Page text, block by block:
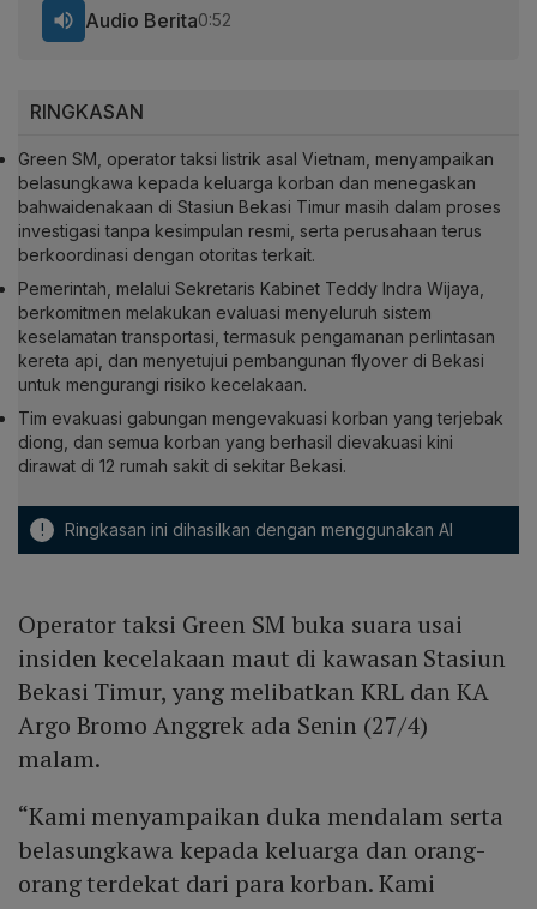
RINGKASAN
Green SM, operator taksi listrik asal Vietnam, menyampaikan
belasungkawa kepada keluarga korban dan menegaskan
bahwaidenakaan di Stasiun Bekasi Timur masih dalam proses
investigasi tanpa kesimpulan resmi, serta perusahaan terus
berkoordinasi dengan otoritas terkait.
Pemerintah, melalui Sekretaris Kabinet Teddy Indra Wijaya,
berkomitmen melakukan evaluasi menyeluruh sistem
keselamatan transportasi, termasuk pengamanan perlintasan
kereta api, dan menyetujui pembangunan flyover di Bekasi
untuk mengurangi risiko kecelakaan.
Tim evakuasi gabungan mengevakuasi korban yang terjebak
diong, dan semua korban yang berhasil dievakuasi kini
dirawat di 12 rumah sakit di sekitar Bekasi.
! Ringkasan ini dihasilkan dengan menggunakan AI
Audio Berita0:52
Operator taksi Green SM buka suara usai
insiden kecelakaan maut di kawasan Stasiun
Bekasi Timur, yang melibatkan KRL dan KA
Argo Bromo Anggrek ada Senin (27/4)
malam.
“Kami menyampaikan duka mendalam serta
belasungkawa kepada keluarga dan orang-
orang terdekat dari para korban. Kami